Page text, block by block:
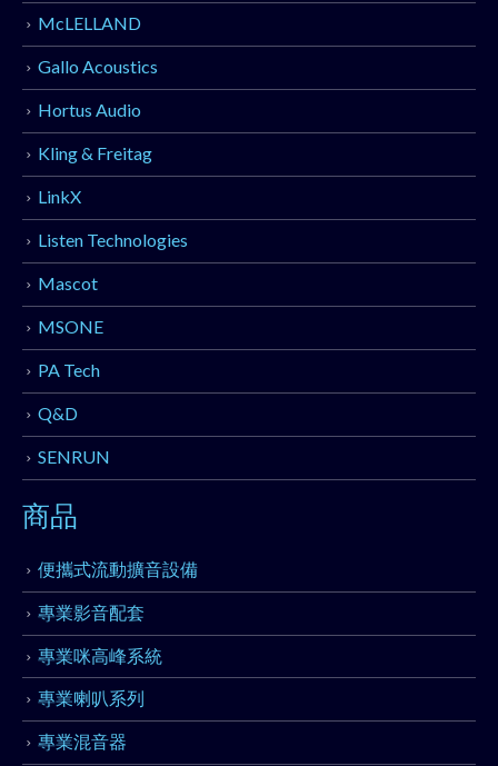
McLELLAND
Gallo Acoustics
Hortus Audio
Kling & Freitag
LinkX
Listen Technologies
Mascot
MSONE
PA Tech
Q&D
SENRUN
商品
便攜式流動擴音設備
專業影音配套
專業咪高峰系統
專業喇叭系列
專業混音器